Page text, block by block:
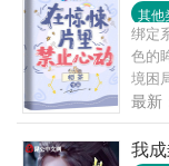
其他
绑定
色的
境困
神降
你将
最新
我